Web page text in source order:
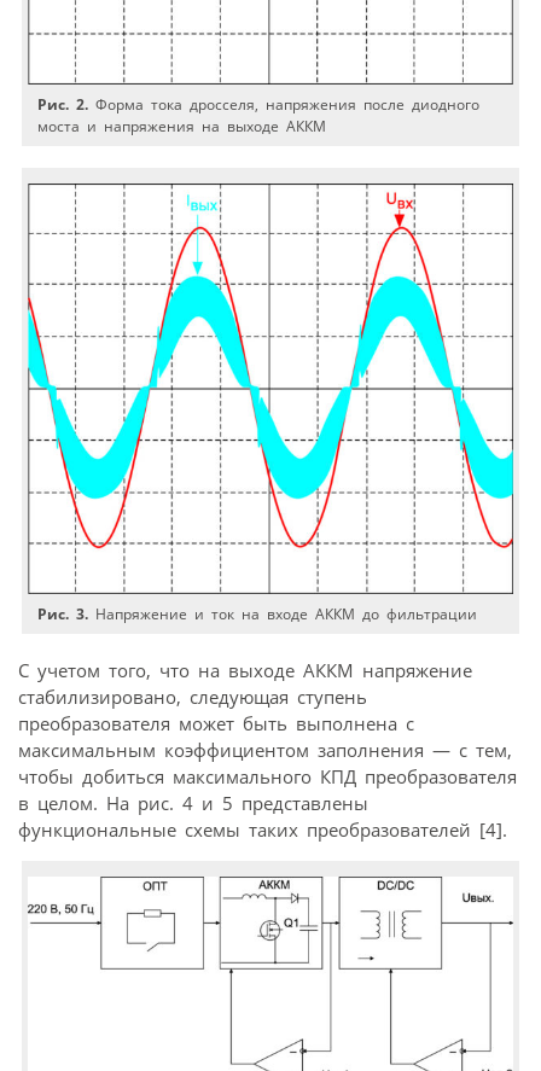
Рис. 2. Форма тока дросселя, напряжения после диодного
моста и напряжения на выходе АККМ
Рис. 3. Напряжение и ток на входе АККМ до фильтрации
С учетом того, что на выходе АККМ напряжение
стабилизировано, следующая ступень
преобразователя может быть выполнена с
максимальным коэффициентом заполнения — с тем,
чтобы добиться максимального КПД преобразователя
в целом. На рис. 4 и 5 представлены
функциональные схемы таких преобразователей [4].